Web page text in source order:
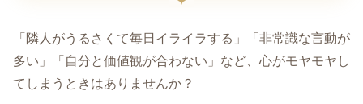
「隣人がうるさくて毎日イライラする」「非常識な言動が
多い」「自分と価値観が合わない」など、心がモヤモヤし
てしまうときはありませんか？